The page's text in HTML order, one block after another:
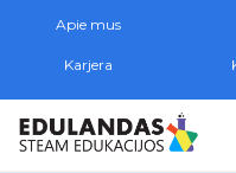
Apie mus
Karjera